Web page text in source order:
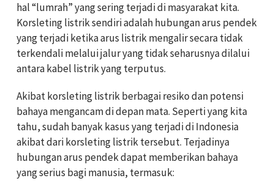
hal “lumrah” yang sering terjadi di masyarakat kita.
Korsleting listrik sendiri adalah hubungan arus pendek
yang terjadi ketika arus listrik mengalir secara tidak
terkendali melalui jalur yang tidak seharusnya dilalui
antara kabel listrik yang terputus.
Akibat korsleting listrik berbagai resiko dan potensi
bahaya mengancam di depan mata. Seperti yang kita
tahu, sudah banyak kasus yang terjadi di Indonesia
akibat dari korsleting listrik tersebut. Terjadinya
hubungan arus pendek dapat memberikan bahaya
yang serius bagi manusia, termasuk: